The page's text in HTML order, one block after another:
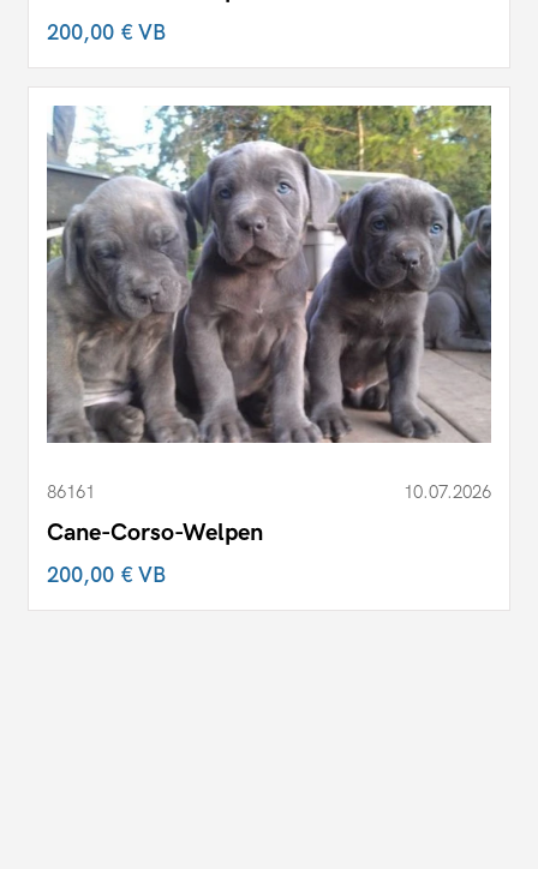
200,00 €VB
86161 10.07.2026
Cane-Corso-Welpen
200,00 €VB